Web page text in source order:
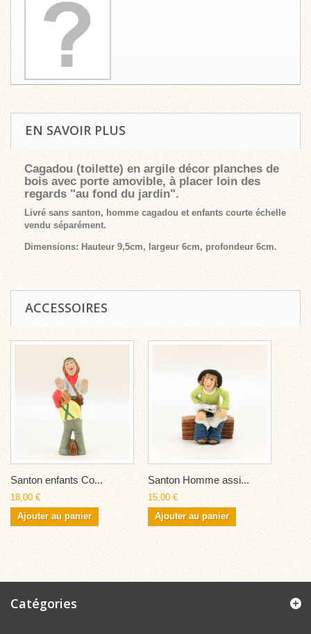
EN SAVOIR PLUS
Cagadou (toilette) en argile décor planches de
bois avec porte amovible, à placer loin des
regards "au fond du jardin".
Livré sans santon, homme cagadou et enfants courte échelle
vendu séparément.
Dimensions: Hauteur 9,5cm, largeur 6cm, profondeur 6cm.
ACCESSOIRES
Santon enfants Co...
18,00 €
Ajouter au panier
Santon Homme assi...
15,00 €
Ajouter au panier
Catégories